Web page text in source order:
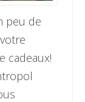
peu de
cadeaux!